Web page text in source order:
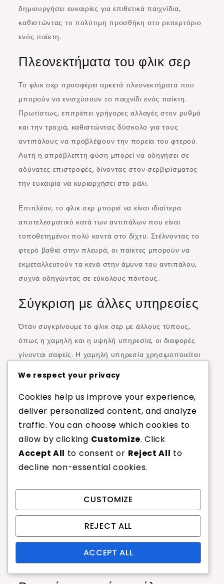
δημιουργήσει ευκαιρίες για επιθετικά παιχνίδια,
καθιστώντας το πολύτιμη προσθήκη στο ρεπερτόριο
ενός παίκτη.
Πλεονεκτήματα του φλικ σερ
Το φλικ σερ προσφέρει αρκετά πλεονεκτήματα που
μπορούν να ενισχύσουν το παιχνίδι ενός παίκτη.
Πρωτίστως, επιτρέπει γρήγορες αλλαγές στον ρυθμό
και την τροχιά, καθιστώντας δύσκολο για τους
αντιπάλους να προβλέψουν την πορεία του φτερού.
Αυτή η απρόβλεπτη φύση μπορεί να οδηγήσει σε
αδύνατες επιστροφές, δίνοντας στον σερβιρίσματος
την ευκαιρία να κυριαρχήσει στο ράλι.
Επιπλέον, το φλικ σερ μπορεί να είναι ιδιαίτερα
αποτελεσματικό κατά των αντιπάλων που είναι
τοποθετημένοι πολύ κοντά στο δίχτυ. Στέλνοντας το
φτερό βαθιά στην πλευρά, οι παίκτες μπορούν να
εκμεταλλευτούν τα κενά στην άμυνα του αντιπάλου,
συχνά οδηγώντας σε εύκολους πόντους.
Σύγκριση με άλλες υπηρεσίες
Όταν συγκρίνουμε το φλικ σερ με άλλους τύπους,
όπως η χαμηλή και η υψηλή υπηρεσία, οι διαφορές
γίνονται σαφείς. Η χαμηλή υπηρεσία χρησιμοποιείται
ενώ η υψηλή υπηρεσία στοχεύει να σπρώξει τον
αντίπαλο πίσω. Αντίθετα, το φλικ σερ συνδυάζει
στοιχεία και από τις δύο, επιτρέποντας μια ξαφνική
αλλαγή στρατηγικής.
Ενώ η χαμηλή υπηρεσία είναι ασφαλής και συνεπής,
μπορεί να προβλεφθεί εύκολα από έμπειρους
για την απόκτηση θέσης στο γήπεδο, μπορεί να
αφήσει τον σερβιρίσματος ευάλωτο σε επιθετικές
έκπληξης που μπορεί να διαταράξει τον ρυθμό ενός
αντιπάλου.
We respect your privacy
Cookies help us improve your experience,
deliver personalized content, and analyze
traffic. You can choose which cookies to
allow by clicking Customize. Click
Accept All to consent or Reject All to
decline non-essential cookies.
CUSTOMIZE
REJECT ALL
ACCEPT ALL